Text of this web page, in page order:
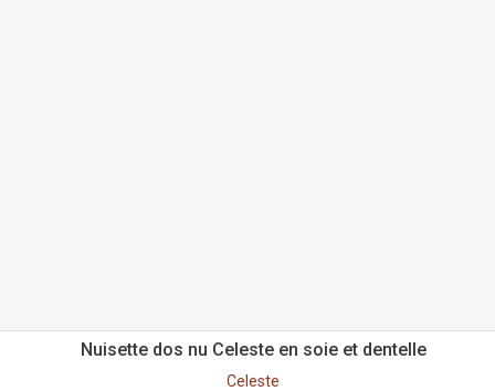
Nuisette dos nu Celeste en soie et dentelle
Celeste